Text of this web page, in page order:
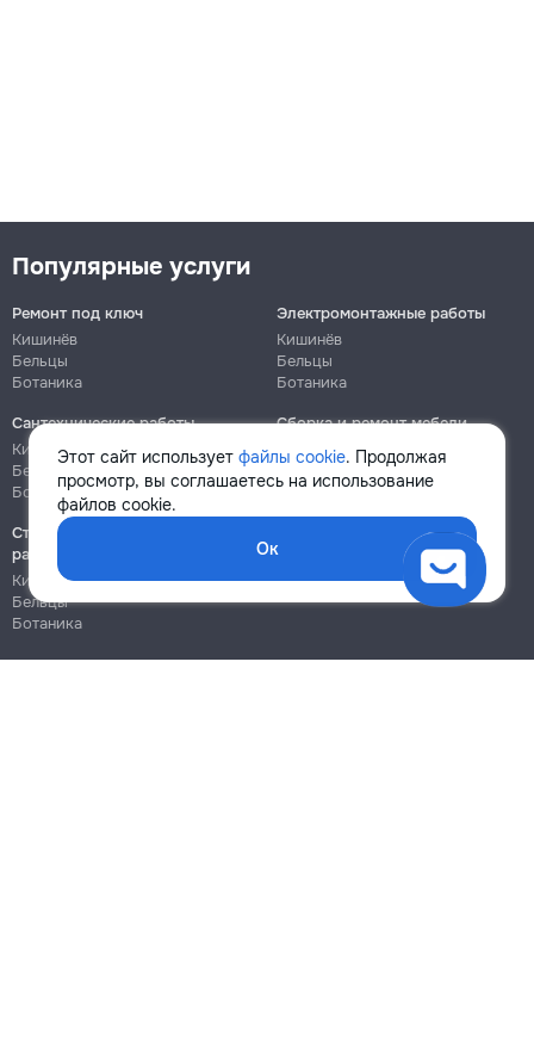
Этот сайт использует файлы cookie. Продолжая
просмотр, вы соглашаетесь на использование
файлов cookie.
Ок
Популярные услуги
Ремонт под ключ
Кишинёв
Бельцы
Ботаника
Электромонтажные работы
Кишинёв
Бельцы
Ботаника
Сантехнические работы
Кишинёв
Бельцы
Ботаника
Сборка и ремонт мебели
Кишинёв
Ботаника
Строительно-монтажные
работы
Кишинёв
Бельцы
Ботаника